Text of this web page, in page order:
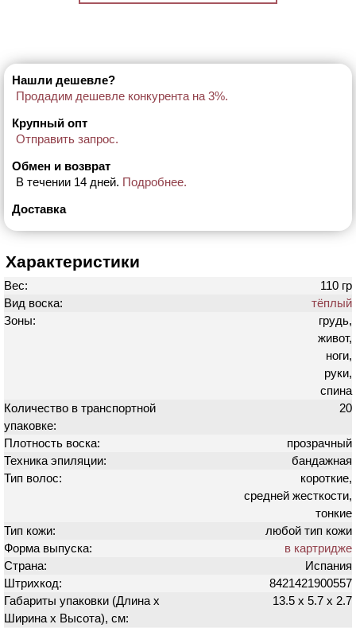
Нашли дешевле?
Продадим дешевле конкурента на 3%.
Крупный опт
Отправить запрос.
Обмен и возврат
В течении 14 дней. Подробнее.
Доставка
Характеристики
Вес:
110 гр
Вид воска:
тёплый
Зоны:
грудь,
живот,
ноги,
руки,
спина
Количество в транспортной
упаковке:
20
Плотность воска:
прозрачный
Техника эпиляции:
бандажная
Тип волос:
короткие,
средней жесткости,
тонкие
Тип кожи:
любой тип кожи
Форма выпуска:
в картридже
Страна:
Испания
Штрихкод:
8421421900557
Габариты упаковки (Длина х
Ширина х Высота), см:
13.5 х 5.7 х 2.7